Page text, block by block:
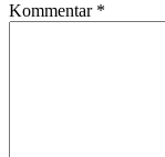
Kommentar *